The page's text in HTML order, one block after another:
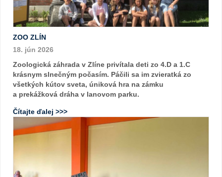
ZOO ZLÍN
18. jún 2026
Zoologická záhrada v Zlíne privítala deti zo 4.D a 1.C
krásnym slnečným počasím. Páčili sa im zvieratká zo
všetkých kútov sveta, úniková hra na zámku
a prekážková dráha v lanovom parku.
Čítajte ďalej >>>